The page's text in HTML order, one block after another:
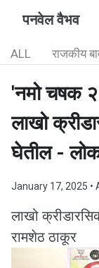
पनवेल वैभव
ALL राजकीय
'नमो चषक
लाखो
घेतील -
January 17, 2025 •
लाखो
रामशेठ ठाकूर